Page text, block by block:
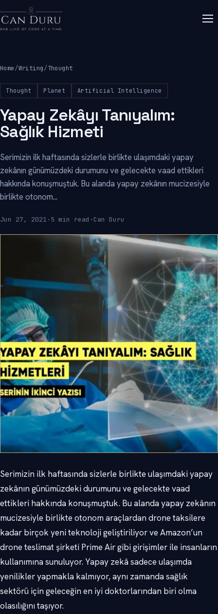
Home/Writing/Thought
Thought Planet Artificial Intelligence
Yapay Zekâyı Tanıyalım:
Sağlık Hizmeti
Serimizin ilk haftasında sizlerle birlikte ulaşımdaki yapay
zekânın günümüzdeki durumunu ve gelecekte vaad ettikleri
hakkında konuşmuştuk. Bu alanda yapay zekânın mucizesiyle
birlikte otonom...
Jun 27, 2021 · 5 min read · Can Duru
Serimizin ilk haftasında sizlerle birlikte ulaşımdaki yapay
zekânın günümüzdeki durumunu ve gelecekte vaad
ettikleri hakkında konuşmuştuk. Bu alanda yapay zekânın
mucizesiyle birlikte otonom araçlardan drone taksilere
kadar birçok yeni teknoloji geliştiriliyor ve Amazon’un
drone teslimat şirketi Prime Air gibi girişimler ile insanların
kullanımına sunuluyor. Yapay zekâ sadece ulaşımda
yenilikler yapmakla kalmıyor, aynı zamanda sağlık
sektörü için geleceğin en iyi doktorlarından biri olma
olasılığını taşıyor.